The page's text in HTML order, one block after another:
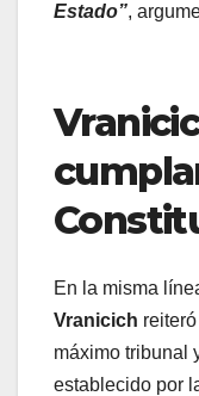
Estado”,
En la misma
Vranicich
máximo tribunal
establecido por